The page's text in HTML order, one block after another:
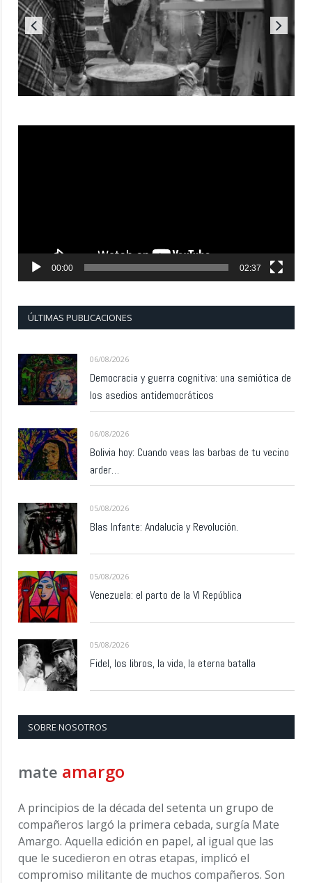
00:00 02:37
ÚLTIMAS PUBLICACIONES
06/08/2026
Democracia y guerra cognitiva: una semiótica de
los asedios antidemocráticos
06/08/2026
Bolivia hoy: Cuando veas las barbas de tu vecino
arder…
05/08/2026
Blas Infante: Andalucía y Revolución.
05/08/2026
Venezuela: el parto de la VI República
05/08/2026
Fidel, los libros, la vida, la eterna batalla
SOBRE NOSOTROS
mate amargo
A principios de la década del setenta un grupo de
compañeros largó la primera cebada, surgía Mate
Amargo. Aquella edición en papel, al igual que las
que le sucedieron en otras etapas, implicó el
compromiso militante de muchos compañeros. Son